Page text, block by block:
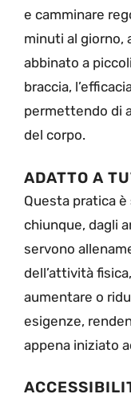
e camminare
minuti al giorno,
abbinato a
braccia,
permettendo di
del corpo.
ADATTO A
Questa pratica è
chiunque, dagli
servono
dell’attività
aumentare o
esigenze,
appena iniziato